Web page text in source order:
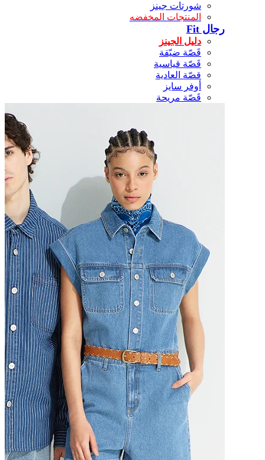
شورتات جينز
المنتجات المخفضه
رجال Fit
دليل الجينز
قَصّة ضيّقة
قَصّة قياسية
قصّة العادية
أوفر سايز
قَصّة مريحة